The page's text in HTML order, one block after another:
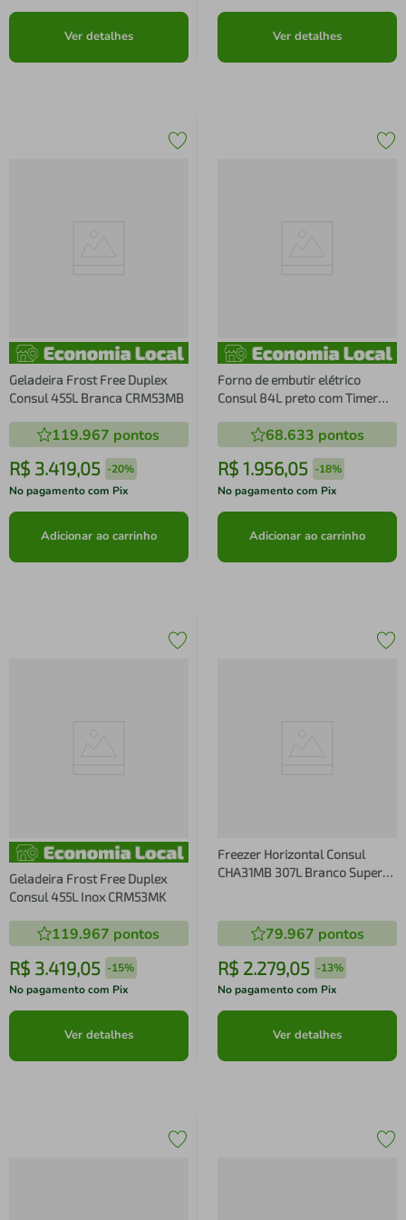
Ver detalhes Ver detalhes
Geladeira Frost Free Duplex
Consul 455L Branca CRM53MB
119.967 pontos
R$ 3.419,05 -20%
No pagamento com Pix
Adicionar ao carrinho
Forno de embutir elétrico
Consul 84L preto com Timer
COB84BE68.633 pontos
R$ 1.956,05 -18%
No pagamento com Pix
Adicionar ao carrinho
Geladeira Frost Free Duplex
Consul 455L Inox CRM53MK
119.967 pontos
R$ 3.419,05 -15%
No pagamento com Pix
Ver detalhes
Freezer Horizontal Consul
CHA31MB 307L Branco Super
79.967 pontos
R$ 2.279,05 -13%
No pagamento com Pix
Ver detalhes